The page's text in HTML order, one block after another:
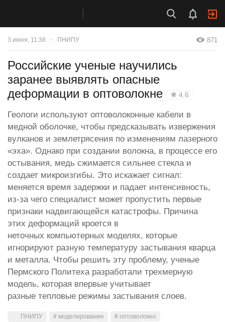
3 июня, 11:38 ПНИПУ 871
Российские ученые научились
заранее выявлять опасные
деформации в оптоволокне
❋ 4.6
Геологи используют оптоволоконные кабели в
медной оболочке, чтобы предсказывать извержения
вулканов и землетрясения по изменениям лазерного
«эха». Однако при создании волокна, в процессе его
остывания, медь сжимается сильнее стекла и
создает микроизгибы. Это искажает сигнал:
меняется время задержки и падает интенсивность,
из-за чего специалист может пропустить первые
признаки надвигающейся катастрофы. Причина
этих деформаций кроется в
неточных компьютерных моделях, которые
игнорируют разную температуру застывания кварца
и металла. Чтобы решить эту проблему, ученые
Пермского Политеха разработали трехмерную
модель, которая впервые учитывает
разные тепловые режимы застывания слоев.
ПНИПУ # моделирование
# оптоволокно